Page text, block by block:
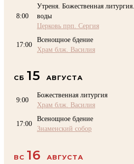
8:00
Утреня. Божественная
воды
Церковь прп. Сергия
17:00
Всенощное бдение
Храм блж. Василия
СБ 15 АВГУСТА
9:00
Божественная литургия
Храм блж. Василия
17:00
Всенощное бдение
Знаменский собор
ВС 16 АВГУСТА